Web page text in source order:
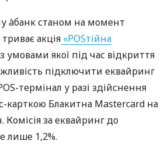
àбанк станом на момент
акція «POSтійна
умовами якої під час відкриття
підключити еквайринг
термінал у разі здійснення
карткою Блакитна Mastercard на
Комісія за еквайринг до
лише 1,2%.